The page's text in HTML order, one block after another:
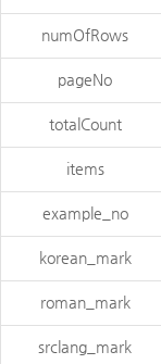
numOfRows
pageNo
totalCount
items
example_no
korean_mark
roman_mark
srclang_mark